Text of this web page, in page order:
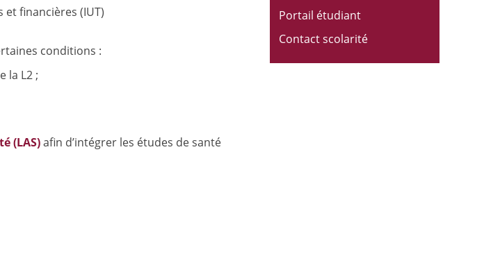
financières (IUT)
conditions :
la L2 ;
(LAS)afin d’intégrer les études de santé
Portail étudiant
Contact scolarité